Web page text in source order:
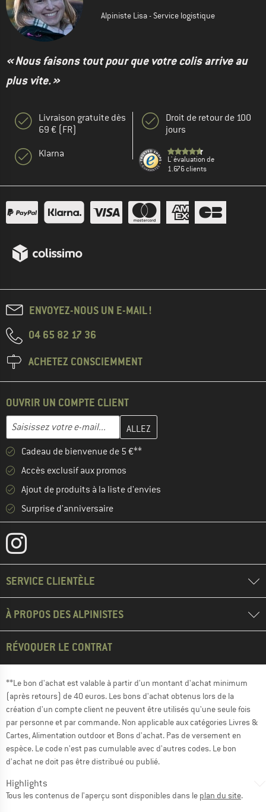
Alpiniste Lisa - Service logistique
« Nous faisons tout pour que votre colis arrive au
plus vite. »
Livraison gratuite dès
69 € (FR)
Klarna
Droit de retour de 100
jours
L' évaluation de
1.676 clients
ENVOYEZ-NOUS UN E-MAIL !
04 65 82 17 36
ACHETEZ CONSCIEMMENT
OUVRIR UN COMPTE CLIENT
Adresse e-mail
Entrez votre adresse e-mail ici et créez votre compte client à la
Cadeau de bienvenue de 5 €**
Accès exclusif aux promos
Ajout de produits à la liste d'envies
Surprise d'anniversaire
SERVICE CLIENTÈLE
À PROPOS DES ALPINISTES
RÉVOQUER LE CONTRAT
**Le bon d'achat est valable à partir d'un montant d'achat minimum
(après retours) de 40 euros. Les bons d'achat obtenus lors de la
création d'un compte client ne peuvent être utilisés qu'une seule fois
par personne et par commande. Non applicable aux catégories Livres &
Cartes, Alimentation outdoor et Bons d'achat. Pas de versement en
espèce. Le code n'est pas cumulable avec d'autres codes. Le bon
d'achat ne doit pas être distribué ou publié.
Highlights
Tous les contenus de l'aperçu sont disponibles dans le plan du site.